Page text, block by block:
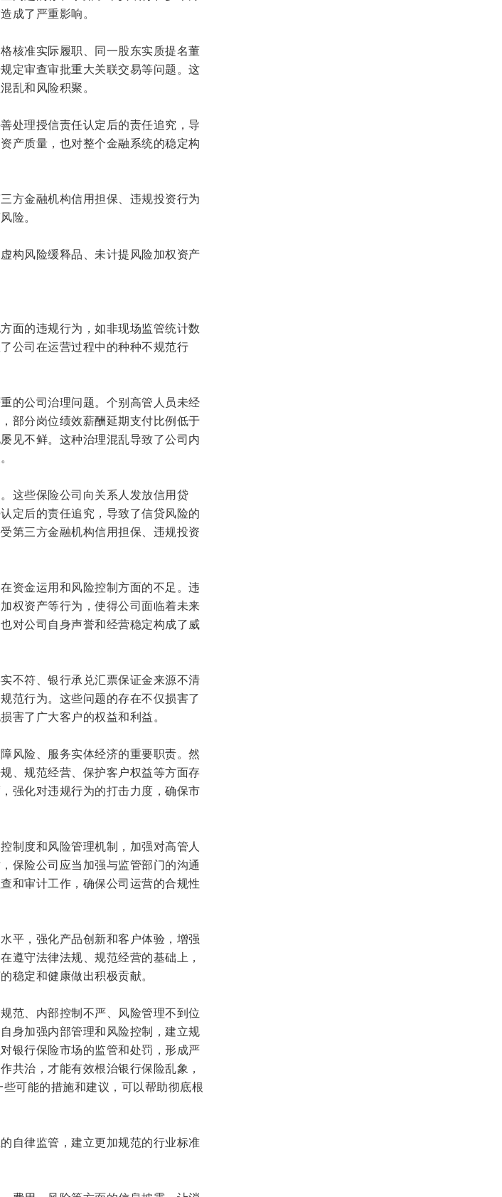
成了严重影响。
核准实际履职、同一股东实质提名董
定审查审批重大关联交易等问题。这
乱和风险积聚。
处理授信责任认定后的责任追究，导
产质量，也对整个金融系统的稳定构
方金融机构信用担保、违规投资行为
险。
构风险缓释品、未计提风险加权资产
面的违规行为，如非现场监管统计数
公司在运营过程中的种种不规范行
的公司治理问题。个别高管人员未经
部分岗位绩效薪酬延期支付比例低于
见不鲜。这种治理混乱导致了公司内
这些保险公司向关系人发放信用贷
定后的责任追究，导致了信贷风险的
第三方金融机构信用担保、违规投资
资金运用和风险控制方面的不足。违
权资产等行为，使得公司面临着未来
对公司自身声誉和经营稳定构成了威
不符、银行承兑汇票保证金来源不清
范行为。这些问题的存在不仅损害了
害了广大客户的权益和利益。
风险、服务实体经济的重要职责。然
、规范经营、保护客户权益等方面存
强化对违规行为的打击力度，确保市
制度和风险管理机制，加强对高管人
保险公司应当加强与监管部门的沟通
和审计工作，确保公司运营的合规性
平，强化产品创新和客户体验，增强
遵守法律法规、规范经营的基础上，
稳定和健康做出积极贡献。
范、内部控制不严、风险管理不到位
身加强内部管理和风险控制，建立规
银行保险市场的监管和处罚，形成严
共治，才能有效根治银行保险乱象，
可能的措施和建议，可以帮助彻底根
自律监管，建立更加规范的行业标准